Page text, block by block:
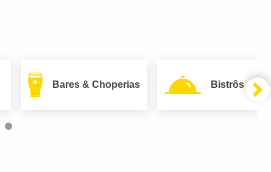
Bares & Choperias Bistrôs